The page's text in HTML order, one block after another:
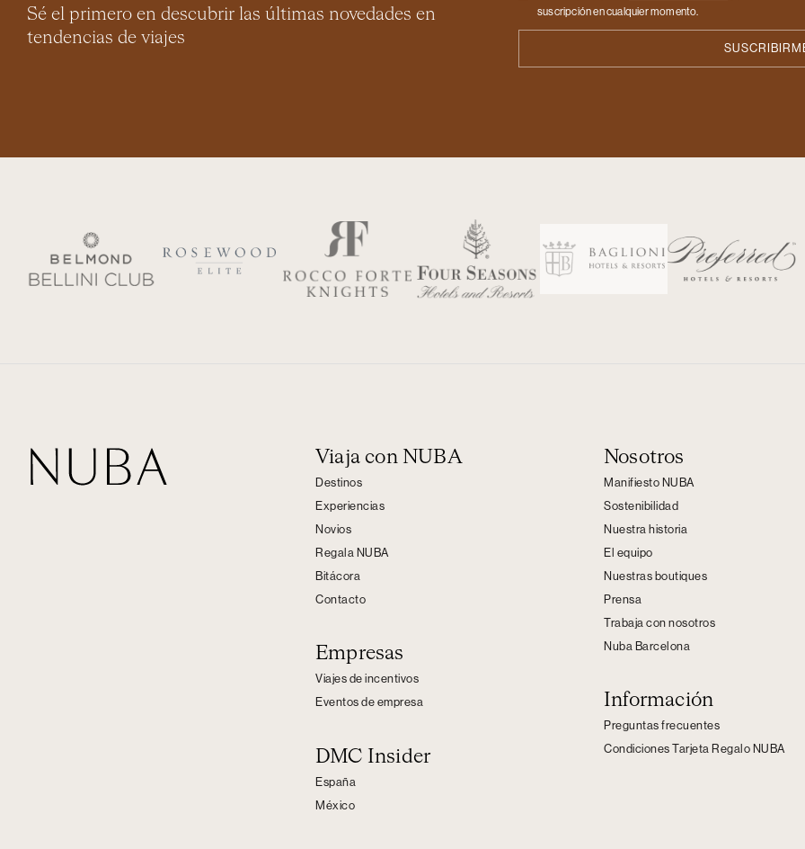
Sé el primero en descubrir las últimas novedades en
tendencias de viajes
suscripción en cualquier momento.
Viaja con NUBA
Destinos
Experiencias
Novios
Regala NUBA
Bitácora
Contacto
Empresas
Viajes de incentivos
Eventos de empresa
DMC Insider
España
México
Nosotros
Manifiesto NUBA
Sostenibilidad
Nuestra historia
El equipo
Nuestras boutiques
Prensa
Trabaja con nosotros
Nuba Barcelona
Información
Preguntas frecuentes
Condiciones Tarjeta Regalo NUBA